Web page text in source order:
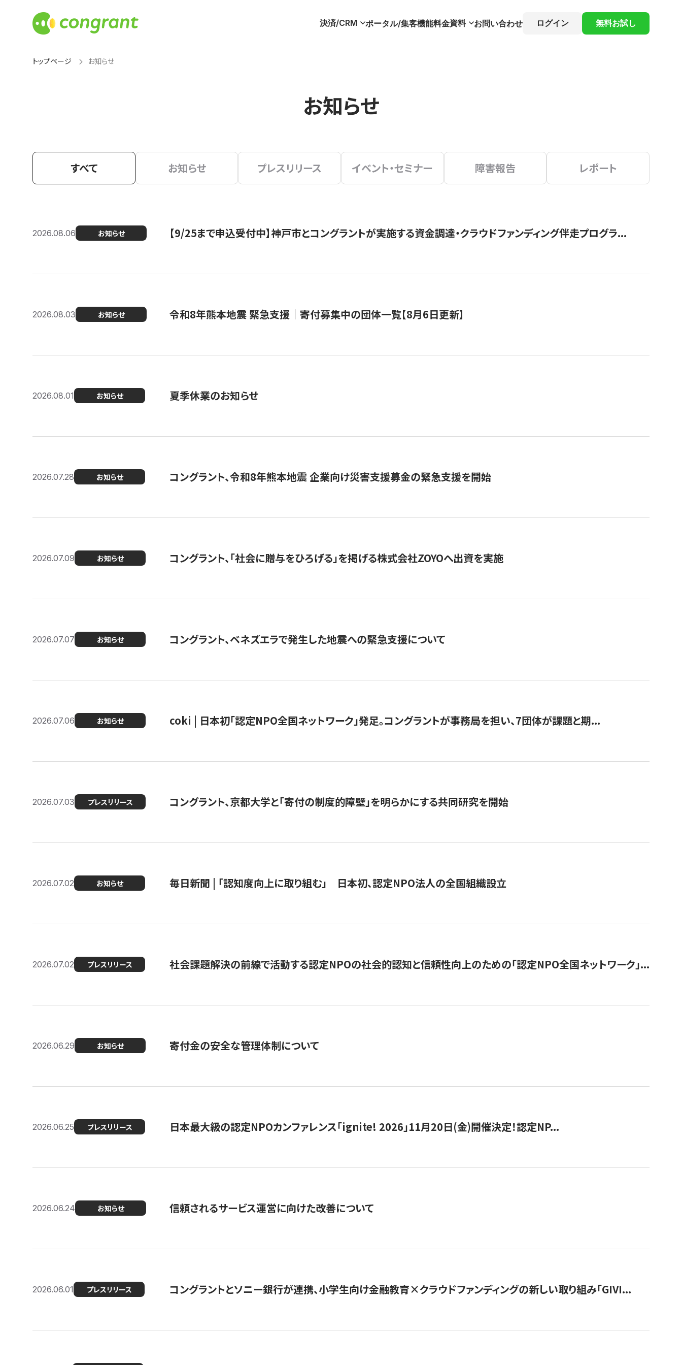
決済/CRM ポータル/集客機能料金資料 お問い合わせ ログイン 無料お試し
トップページ お知らせ
お知らせ
すべて お知らせ プレスリリース イベント・セミナー 障害報告 レポート
2026.08.06 お知らせ 【9/25まで申込受付中】神戸市とコングラントが実施する資金調達・クラウドファンディング伴走プログラ...
2026.08.03 お知らせ 令和8年熊本地震 緊急支援｜寄付募集中の団体一覧【8月6日更新】
2026.08.01 お知らせ 夏季休業のお知らせ
2026.07.28 お知らせ コングラント、令和8年熊本地震 企業向け災害支援募金の緊急支援を開始
2026.07.09 お知らせ コングラント、「社会に贈与をひろげる」を掲げる株式会社ZOYOへ出資を実施
2026.07.07 お知らせ コングラント、ベネズエラで発生した地震への緊急支援について
2026.07.06 お知らせ coki | 日本初「認定NPO全国ネットワーク」発足。コングラントが事務局を担い、7団体が課題と期...
2026.07.03 プレスリリース コングラント、京都大学と「寄付の制度的障壁」を明らかにする共同研究を開始
2026.07.02 お知らせ 毎日新聞 | 「認知度向上に取り組む」 日本初、認定NPO法人の全国組織設立
2026.07.02 プレスリリース 社会課題解決の前線で活動する認定NPOの社会的認知と信頼性向上のための「認定NPO全国ネットワーク」...
2026.06.29 お知らせ 寄付金の安全な管理体制について
2026.06.25 プレスリリース 日本最大級の認定NPOカンファレンス「ignite! 2026」11月20日(金)開催決定！認定NP...
2026.06.24 お知らせ 信頼されるサービス運営に向けた改善について
2026.06.01 プレスリリース コングラントとソニー銀行が連携、小学生向け金融教育×クラウドファンディングの新しい取り組み「GIVI...